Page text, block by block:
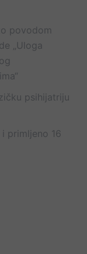
povodom
„Uloga
psihijatriju
primljeno 16